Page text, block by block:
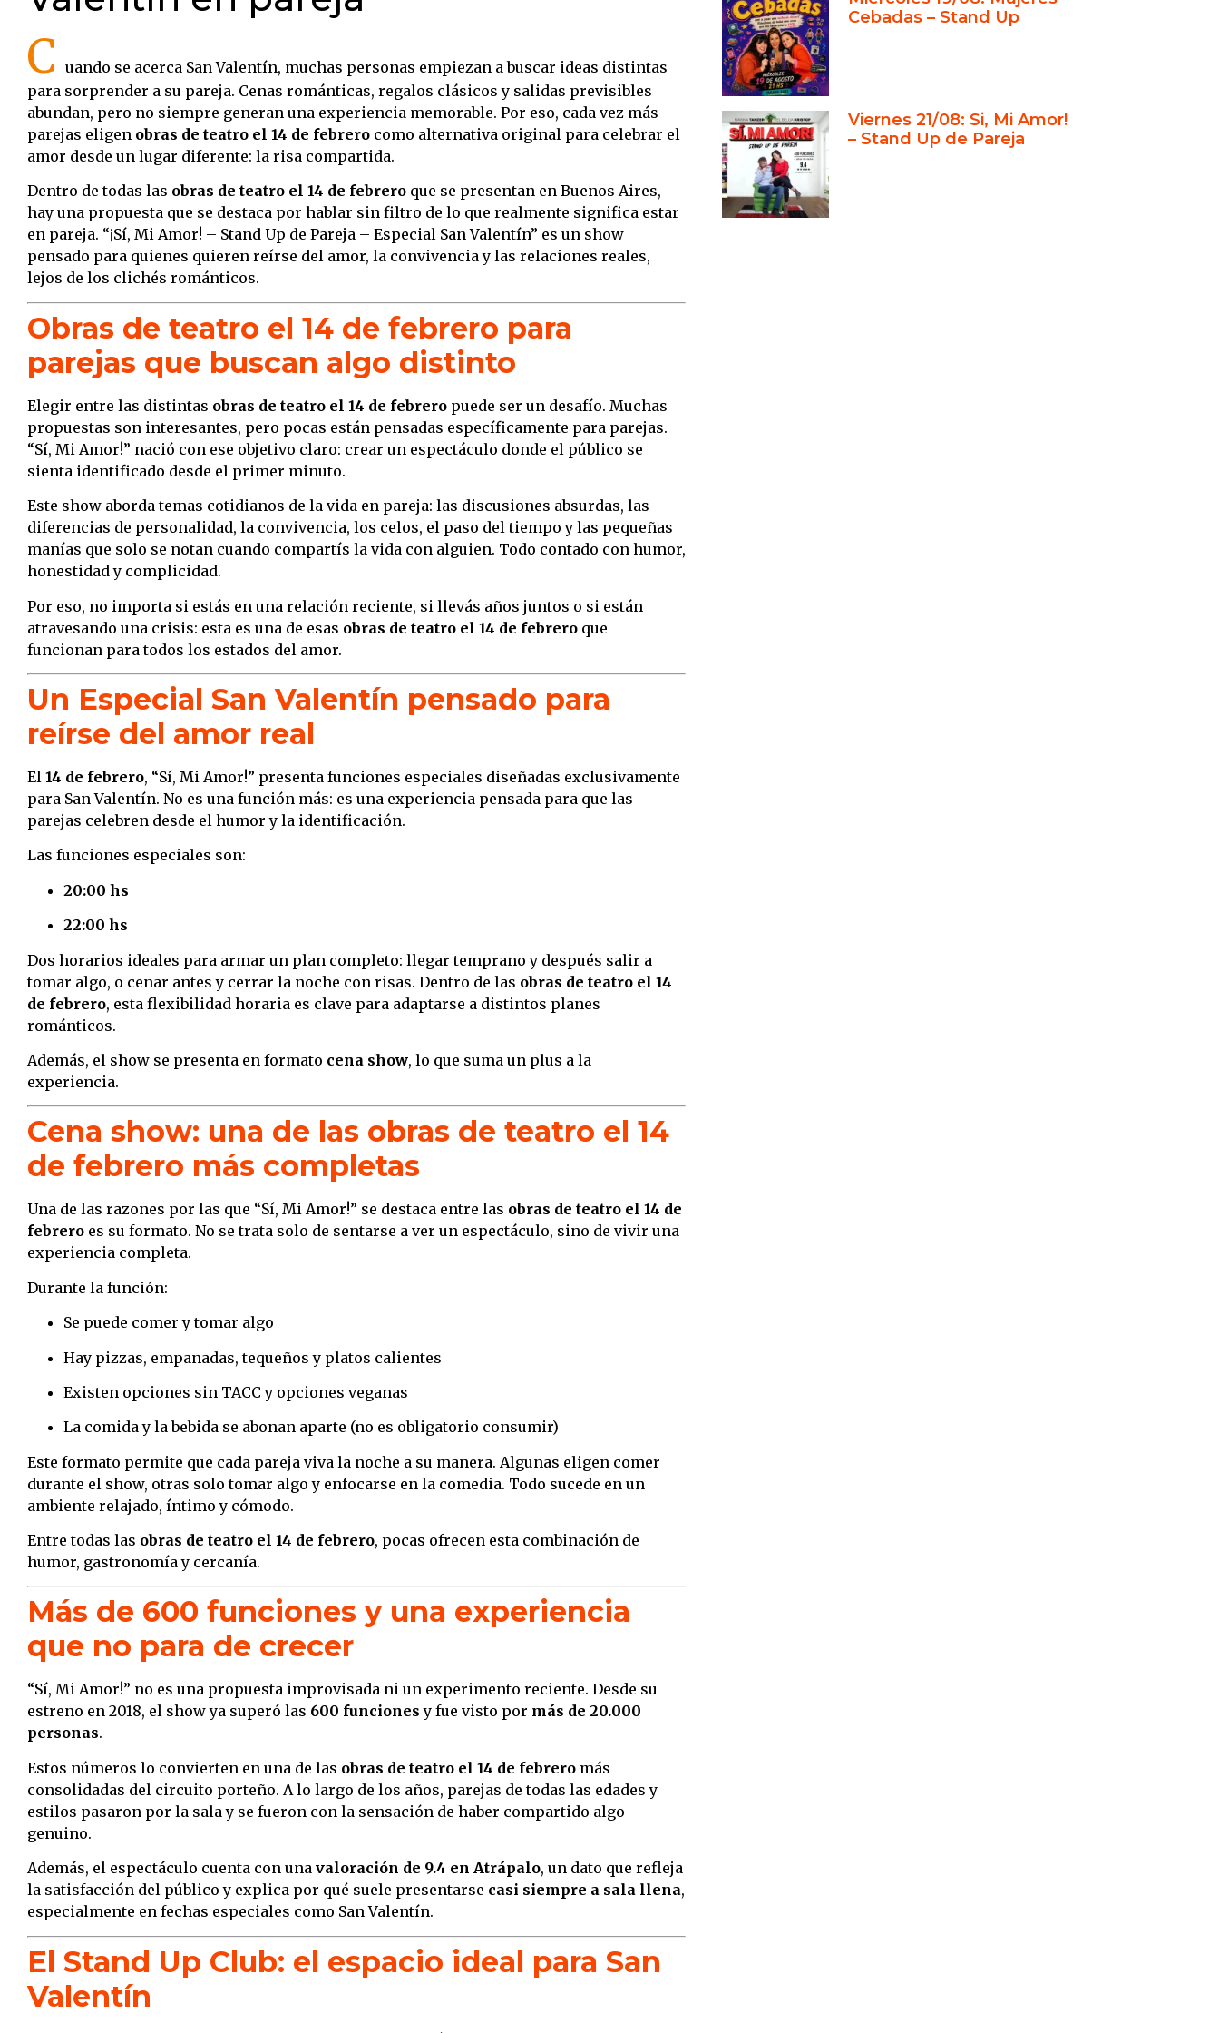
C uando se acerca San Valentín, muchas personas empiezan a buscar ideas distintas
para sorprender a su pareja. Cenas románticas, regalos clásicos y salidas previsibles
abundan, pero no siempre generan una experiencia memorable. Por eso, cada vez más
parejas eligen obras de teatro el 14 de febrero como alternativa original para celebrar el
amor desde un lugar diferente: la risa compartida.
Dentro de todas las obras de teatro el 14 de febrero que se presentan en Buenos Aires,
hay una propuesta que se destaca por hablar sin filtro de lo que realmente significa estar
en pareja. “¡Sí, Mi Amor! – Stand Up de Pareja – Especial San Valentín” es un show
pensado para quienes quieren reírse del amor, la convivencia y las relaciones reales,
lejos de los clichés románticos.
Obras de teatro el 14 de febrero para
parejas que buscan algo distinto
Elegir entre las distintas obras de teatro el 14 de febrero puede ser un desafío. Muchas
propuestas son interesantes, pero pocas están pensadas específicamente para parejas.
“Sí, Mi Amor!” nació con ese objetivo claro: crear un espectáculo donde el público se
sienta identificado desde el primer minuto.
Este show aborda temas cotidianos de la vida en pareja: las discusiones absurdas, las
diferencias de personalidad, la convivencia, los celos, el paso del tiempo y las pequeñas
manías que solo se notan cuando compartís la vida con alguien. Todo contado con humor,
honestidad y complicidad.
Por eso, no importa si estás en una relación reciente, si llevás años juntos o si están
atravesando una crisis: esta es una de esas obras de teatro el 14 de febrero que
funcionan para todos los estados del amor.
Un Especial San Valentín pensado para
reírse del amor real
El 14 de febrero, “Sí, Mi Amor!” presenta funciones especiales diseñadas exclusivamente
para San Valentín. No es una función más: es una experiencia pensada para que las
parejas celebren desde el humor y la identificación.
Las funciones especiales son:
20:00 hs
22:00 hs
Dos horarios ideales para armar un plan completo: llegar temprano y después salir a
tomar algo, o cenar antes y cerrar la noche con risas. Dentro de las obras de teatro el 14
de febrero, esta flexibilidad horaria es clave para adaptarse a distintos planes
románticos.
Además, el show se presenta en formato cena show, lo que suma un plus a la
experiencia.
Cena show: una de las obras de teatro el 14
de febrero más completas
Una de las razones por las que “Sí, Mi Amor!” se destaca entre las obras de teatro el 14 de
febrero es su formato. No se trata solo de sentarse a ver un espectáculo, sino de vivir una
experiencia completa.
Durante la función:
Se puede comer y tomar algo
Hay pizzas, empanadas, tequeños y platos calientes
Existen opciones sin TACC y opciones veganas
La comida y la bebida se abonan aparte (no es obligatorio consumir)
Este formato permite que cada pareja viva la noche a su manera. Algunas eligen comer
durante el show, otras solo tomar algo y enfocarse en la comedia. Todo sucede en un
ambiente relajado, íntimo y cómodo.
Entre todas las obras de teatro el 14 de febrero, pocas ofrecen esta combinación de
humor, gastronomía y cercanía.
Más de 600 funciones y una experiencia
que no para de crecer
“Sí, Mi Amor!” no es una propuesta improvisada ni un experimento reciente. Desde su
estreno en 2018, el show ya superó las 600 funciones y fue visto por más de 20.000
personas.
Estos números lo convierten en una de las obras de teatro el 14 de febrero más
consolidadas del circuito porteño. A lo largo de los años, parejas de todas las edades y
estilos pasaron por la sala y se fueron con la sensación de haber compartido algo
genuino.
Además, el espectáculo cuenta con una valoración de 9.4 en Atrápalo, un dato que refleja
la satisfacción del público y explica por qué suele presentarse casi siempre a sala llena,
especialmente en fechas especiales como San Valentín.
El Stand Up Club: el espacio ideal para San
Valentín
su propuesta
La experiencia del público como eje
central
Por qué su trabajo marca la diferencia
en las obras de teatro el 14 de febrero
Un sello propio dentro de la comedia
argentina
Risa, identificación y experiencia
compartida
Cebadas – Stand Up
Viernes 21/08: Si, Mi Amor!
– Stand Up de Pareja